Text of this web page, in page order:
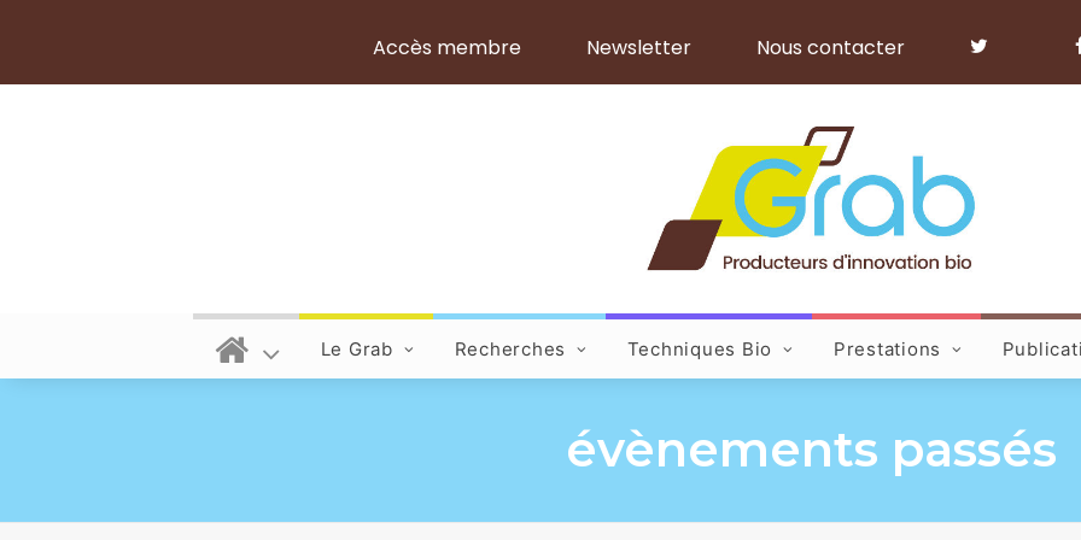
Accès membre Newsletter Nous contacter
Le Grab Recherches Techniques Bio Prestations
évènements passés